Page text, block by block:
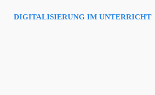
DIGITALISIERUNG IM UNTERRICHT